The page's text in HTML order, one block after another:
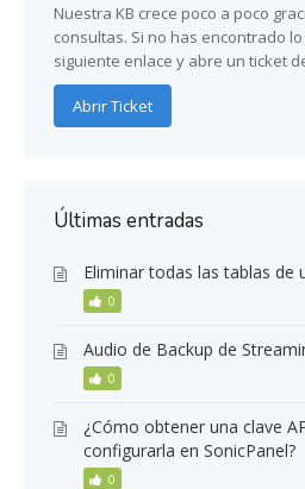
Nuestra KB crece poco a poco
consultas. Si no has encontrado
siguiente enlace y abre un ticket
Abrir Ticket
Últimas entradas
Eliminar todas las tablas de
0
Audio de Backup de
0
¿Cómo obtener una clave
configurarla en SonicPanel?
0